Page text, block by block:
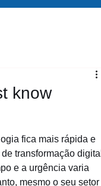
know
fica mais rápida e
transformação digital
e a urgência varia
mesmo o seu setor